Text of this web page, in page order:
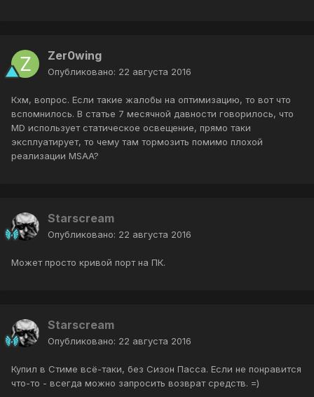
Zer0wing
Опубликовано: 22 августа 2016
Кхм, вопрос. Если такие жалобы на оптимизацию, то вот что
вспомнилось. В статье 7 месячной давности говорилось, что
MD использует статическое освещение, прямо таки
эксплуатирует, то чему там тормозить помимо плохой
реализации MSAA?
Starscream
Опубликовано: 22 августа 2016
Может просто кривой порт на ПК.
Starscream
Опубликовано: 22 августа 2016
Купил в Стиме всё-таки, без Сизон Пасса. Если не понравится
что-то - всегда можно запросить возврат средств. =)